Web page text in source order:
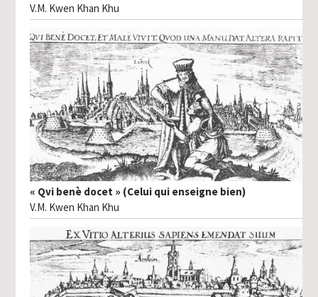
V.M. Kwen Khan Khu
« Qvi benè docet » (Celui qui enseigne bien)
V.M. Kwen Khan Khu